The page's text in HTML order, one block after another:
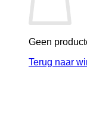
Geen
Terug naar